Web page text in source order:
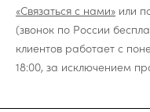
«Связаться с нами» или
(звонок по России
клиентов работает с
18:00, за исключением